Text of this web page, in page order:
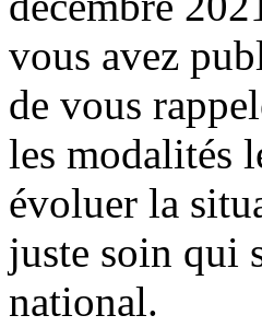
vous avez
de vous
les modalités
évoluer la
juste soin qui
national.